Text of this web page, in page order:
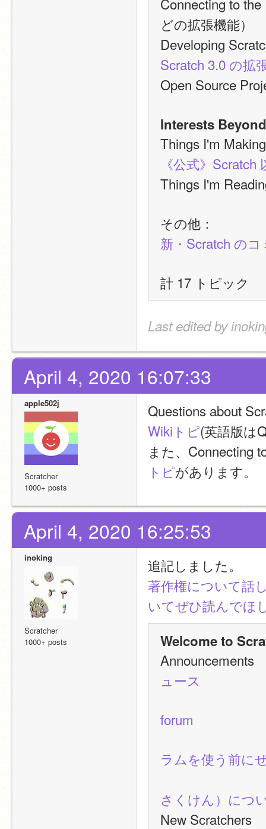
どの拡張機能）
Developing
Scratch 3.0 の拡
Open Source
Interests
Things I'm
《公式》
Things I'm
その他：
新・Scratch の
計 17 トピック
Last edited by
April 4, 2020 16:07:33
apple502j
Scratcher
1000+ posts
Questions about
Wikiトピ(英語版は
また、Connecting
トピがあります。
April 4, 2020 16:25:53
inoking
Scratcher
1000+ posts
追記しました。
著作権について話
いてぜひ読んでほ
Welcome to
ュース
forum
ラムを使う前に
さくけん）につ
New Scratchers